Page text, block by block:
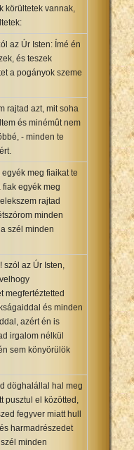
körültetek vannak,
az Úr Isten: Ímé én
és teszek
a pogányok szeme
rajtad azt, mit soha
és minémût nem
- minden te
meg fiaikat te
fiak egyék meg
rajtad
minden
szél minden
szól az Úr Isten,
megfertéztetted
és minden
azért én is
irgalom nélkül
sem könyörülök
döghalállal hal meg
pusztul el közötted,
fegyver miatt hull
harmadrészedet
minden